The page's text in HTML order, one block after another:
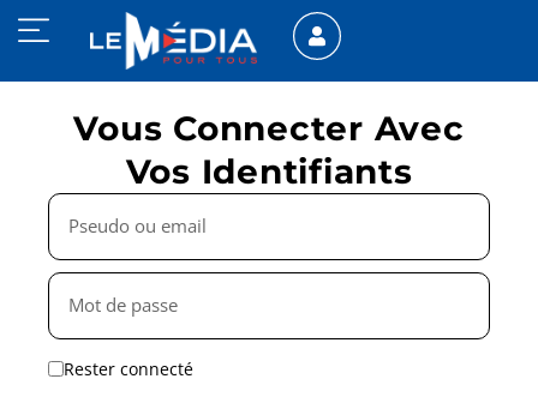
Vous Connecter Avec
Vos Identifiants
Rester connecté